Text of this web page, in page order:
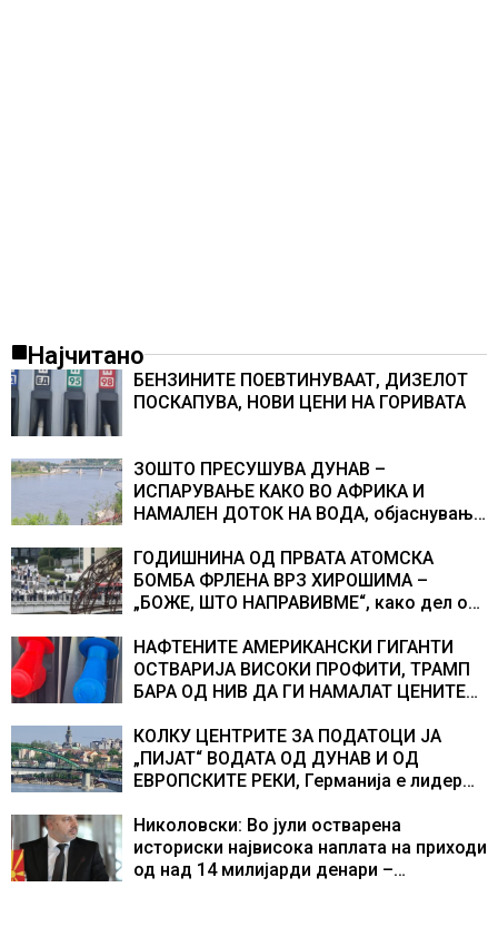
Најчитано
БЕНЗИНИТЕ ПОЕВТИНУВААТ, ДИЗЕЛОТ
ПОСКАПУВА, НОВИ ЦЕНИ НА ГОРИВАТА
ЗОШТО ПРЕСУШУВА ДУНАВ –
ИСПАРУВАЊЕ КАКО ВО АФРИКА И
НАМАЛЕН ДОТОК НА ВОДА, објаснување
ГОДИШНИНА ОД ПРВАТА АТОМСКА
БОМБА ФРЛЕНА ВРЗ ХИРОШИМА –
„БОЖЕ, ШТО НАПРАВИВМЕ“, како дел од
учесниците во бомбардирањето го
доживуваа овој настан што го промени
текот на историјата
НАФТЕНИТЕ АМЕРИКАНСКИ ГИГАНТИ
ОСТВАРИЈА ВИСОКИ ПРОФИТИ, ТРАМП
БАРА ОД НИВ ДА ГИ НАМАЛАТ ЦЕНИТЕ
КОЛКУ ЦЕНТРИТЕ ЗА ПОДАТОЦИ ЈА
„ПИЈАТ“ ВОДАТА ОД ДУНАВ И ОД
ЕВРОПСКИТЕ РЕКИ, Германија е лидер
центри за податоци
Николовски: Во јули остварена
историски највисока наплата на приходи
од над 14 милијарди денари –